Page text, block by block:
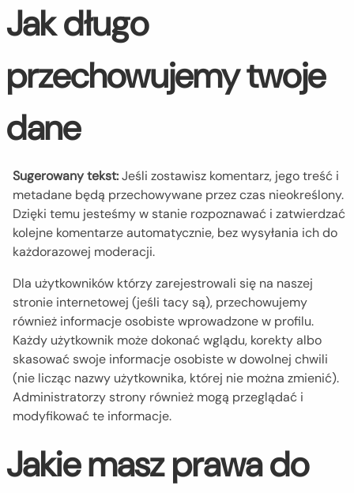
Jak długo
przechowujemy twoje
dane
Sugerowany tekst:Jeśli zostawisz komentarz, jego treść i
metadane będą przechowywane przez czas nieokreślony.
Dzięki temu jesteśmy w stanie rozpoznawać i zatwierdzać
kolejne komentarze automatycznie, bez wysyłania ich do
każdorazowej moderacji.
Dla użytkowników którzy zarejestrowali się na naszej
stronie internetowej (jeśli tacy są), przechowujemy
również informacje osobiste wprowadzone w profilu.
Każdy użytkownik może dokonać wglądu, korekty albo
skasować swoje informacje osobiste w dowolnej chwili
(nie licząc nazwy użytkownika, której nie można zmienić).
Administratorzy strony również mogą przeglądać i
modyfikować te informacje.
Jakie masz prawa do